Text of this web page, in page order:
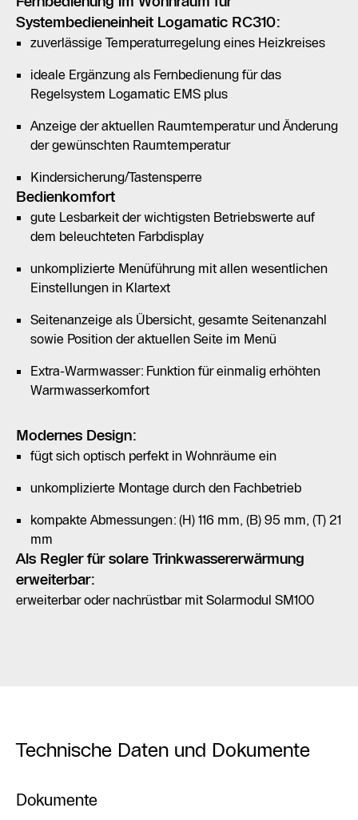
Systembedieneinheit Logamatic RC310:
zuverlässige Temperaturregelung eines Heizkreises
ideale Ergänzung als Fernbedienung für das
Regelsystem Logamatic EMS plus
Anzeige der aktuellen Raumtemperatur und Änderung
der gewünschten Raumtemperatur
Kindersicherung/Tastensperre
Bedienkomfort
gute Lesbarkeit der wichtigsten Betriebswerte auf
dem beleuchteten Farbdisplay
unkomplizierte Menüführung mit allen wesentlichen
Einstellungen in Klartext
Seitenanzeige als Übersicht, gesamte Seitenanzahl
sowie Position der aktuellen Seite im Menü
Extra-Warmwasser: Funktion für einmalig erhöhten
Warmwasserkomfort
Modernes Design:
fügt sich optisch perfekt in Wohnräume ein
unkomplizierte Montage durch den Fachbetrieb
kompakte Abmessungen: (H) 116 mm, (B) 95 mm, (T) 21
mm
Als Regler für solare Trinkwassererwärmung
erweiterbar:
erweiterbar oder nachrüstbar mit Solarmodul SM100
Technische Daten und Dokumente
Dokumente